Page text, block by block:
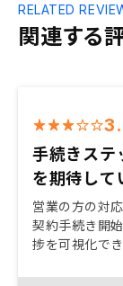
関連する
RELATED
手続きステ
を期待して
営業の方の対
契約手続き開
捗を可視化で